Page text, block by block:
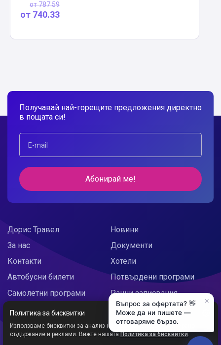
от787.59
от 740.33
Получавай най-горещите предложения директно
в пощата си!
Абонирай ме!
Дорис Травел
За нас
Контакти
Новини
Документи
Хотели
Автобусни билети
Самолетни програми
Doris Украйна
Потвърдени програми
Ранни записвания
Празнични предложения
Политика за бисквитки
Използваме бисквитки за анализ на трафика и персонализирано
съдържание и реклами. Вижте нашатаПолитика за бисквитки.
×
Въпрос за офертата? 👋
Може да ни пишете —
отговаряме бързо.